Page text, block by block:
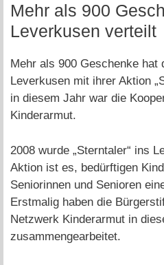
Mehr als 900
Leverkusen verteilt
Mehr als 900 Geschenke hat
Leverkusen mit ihrer Aktion
in diesem Jahr war die
Kinderarmut.
2008 wurde „Sterntaler“ ins
Aktion ist es, bedürftigen
Seniorinnen und Senioren
Erstmalig haben die
Netzwerk Kinderarmut in
zusammengearbeitet.